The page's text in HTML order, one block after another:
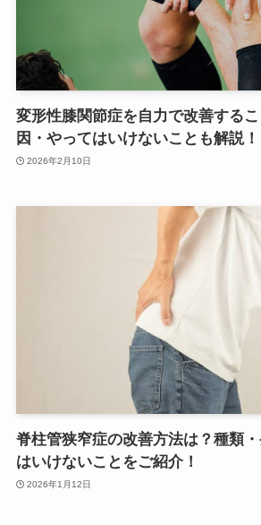
変形性膝関節症を自力で改善する
因・やってはいけないことも解説！
2026年2月10日
脊柱管狭窄症の改善方法は？種類
はいけないことをご紹介！
2026年1月12日